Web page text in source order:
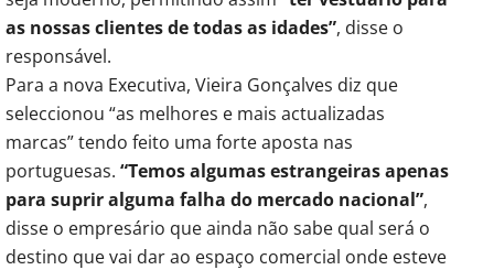
as nossas clientes de todas as idades”, disse o
responsável.
Para a nova Executiva, Vieira Gonçalves diz que
seleccionou “as melhores e mais actualizadas
marcas” tendo feito uma forte aposta nas
portuguesas. “Temos algumas estrangeiras apenas
para suprir alguma falha do mercado nacional”,
disse o empresário que ainda não sabe qual será o
destino que vai dar ao espaço comercial onde esteve